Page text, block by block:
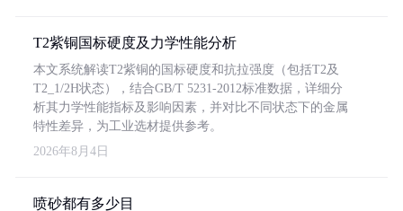
T2紫铜国标硬度及力学性能分析
本文系统解读T2紫铜的国标硬度和抗拉强度（包括T2及
T2_1/2H状态），结合GB/T 5231-2012标准数据，详细分
析其力学性能指标及影响因素，并对比不同状态下的金属
特性差异，为工业选材提供参考。
2026年8月4日
喷砂都有多少目